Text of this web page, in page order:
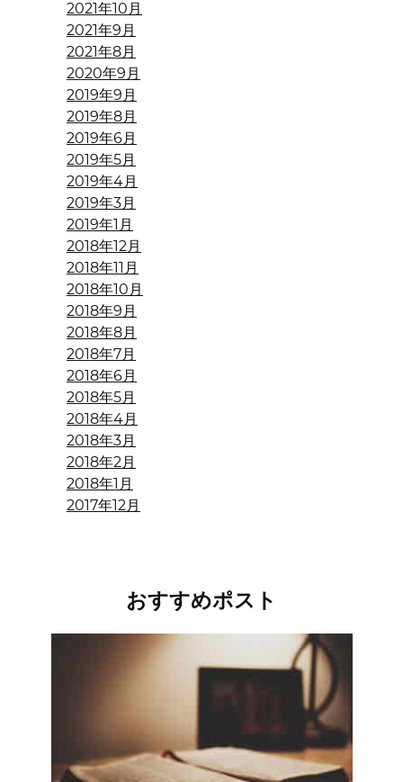
2021年10月
2021年9月
2021年8月
2020年9月
2019年9月
2019年8月
2019年6月
2019年5月
2019年4月
2019年3月
2019年1月
2018年12月
2018年11月
2018年10月
2018年9月
2018年8月
2018年7月
2018年6月
2018年5月
2018年4月
2018年3月
2018年2月
2018年1月
2017年12月
おすすめポスト